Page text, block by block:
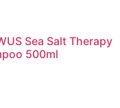
Sea Salt Therapy
500ml